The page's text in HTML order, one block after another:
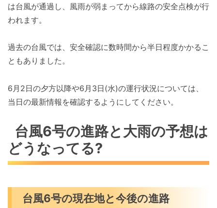
は台風が通過し、風雨が弱まってから線路の安全点検が行
われます。
過去の台風では、安全確認に数時間から半日程度かかるこ
ともありました。
6月2日の夕方以降や6月3日(水)の運行状況については、
当日の最新情報を確認するようにしてください。
台風6号の進路と大雨の予想は
どうなってる?
台風6号の現在地と今後の進路